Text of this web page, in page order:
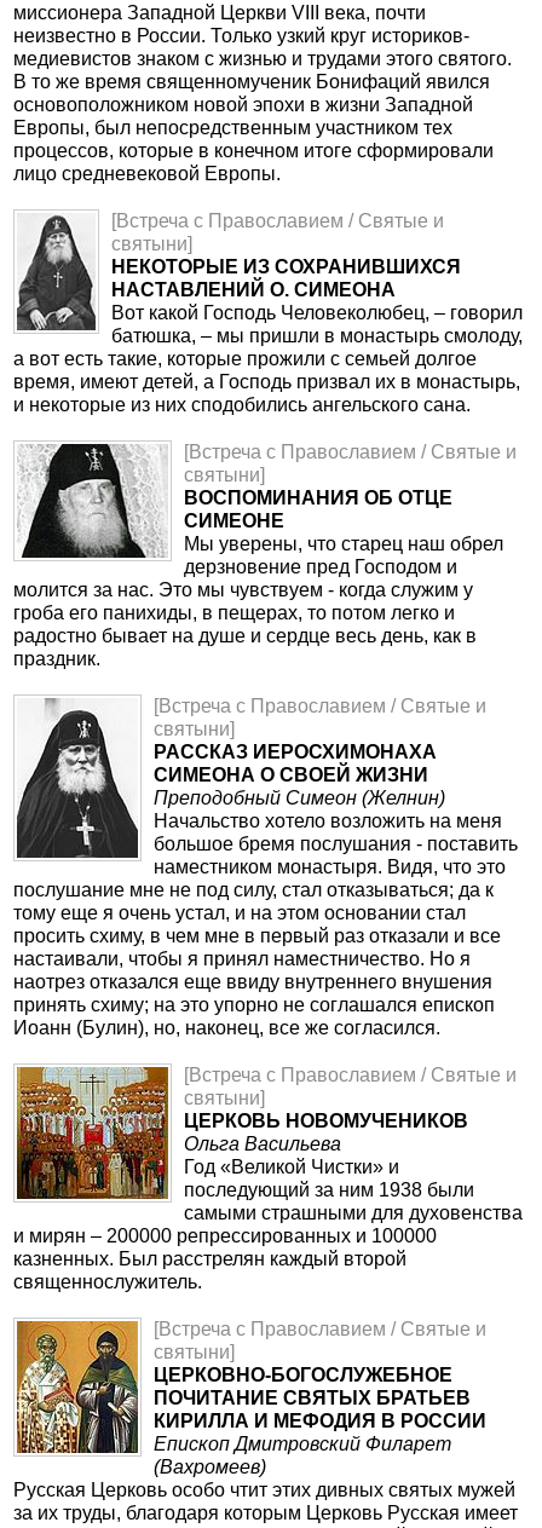
миссионера Западной Церкви VIII века, почти
неизвестно в России. Только узкий круг историков-
медиевистов знаком с жизнью и трудами этого святого.
В то же время священномученик Бонифаций явился
основоположником новой эпохи в жизни Западной
Европы, был непосредственным участником тех
процессов, которые в конечном итоге сформировали
лицо средневековой Европы.
[Встреча с Православием / Святые и
святыни]
НЕКОТОРЫЕ ИЗ СОХРАНИВШИХСЯ
НАСТАВЛЕНИЙ О. СИМЕОНА
Вот какой Господь Человеколюбец, – говорил
батюшка, – мы пришли в монастырь смолоду,
а вот есть такие, которые прожили с семьей долгое
время, имеют детей, а Господь призвал их в монастырь,
и некоторые из них сподобились ангельского сана.
[Встреча с Православием / Святые и
святыни]
ВОСПОМИНАНИЯ ОБ ОТЦЕ
СИМЕОНЕ
Мы уверены, что старец наш обрел
дерзновение пред Господом и
молится за нас. Это мы чувствуем - когда служим у
гроба его панихиды, в пещерах, то потом легко и
радостно бывает на душе и сердце весь день, как в
праздник.
[Встреча с Православием / Святые и
святыни]
РАССКАЗ ИЕРОСХИМОНАХА
СИМЕОНА О СВОЕЙ ЖИЗНИ
Преподобный Симеон (Желнин)
Начальство хотело возложить на меня
большое бремя послушания - поставить
наместником монастыря. Видя, что это
послушание мне не под силу, стал отказываться; да к
тому еще я очень устал, и на этом основании стал
просить схиму, в чем мне в первый раз отказали и все
настаивали, чтобы я принял наместничество. Но я
наотрез отказался еще ввиду внутреннего внушения
принять схиму; на это упорно не соглашался епископ
Иоанн (Булин), но, наконец, все же согласился.
[Встреча с Православием / Святые и
святыни]
ЦЕРКОВЬ НОВОМУЧЕНИКОВ
Ольга Васильева
Год «Великой Чистки» и
последующий за ним 1938 были
самыми страшными для духовенства
и мирян – 200000 репрессированных и 100000
казненных. Был расстрелян каждый второй
священнослужитель.
[Встреча с Православием / Святые и
святыни]
ЦЕРКОВНО-БОГОСЛУЖЕБНОЕ
ПОЧИТАНИЕ СВЯТЫХ БРАТЬЕВ
КИРИЛЛА И МЕФОДИЯ В РОССИИ
Епископ Дмитровский Филарет
(Вахромеев)
Русская Церковь особо чтит этих дивных святых мужей
за их труды, благодаря которым Церковь Русская имеет